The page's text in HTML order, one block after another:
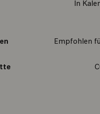
In
Empfohlen